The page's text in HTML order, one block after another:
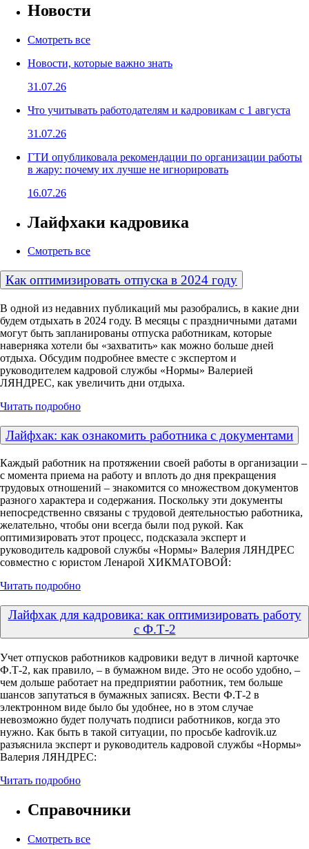
Новости
Смотреть все
Новости, которые важно знать
31.07.26
Что учитывать работодателям и кадровикам с 1 августа
31.07.26
ГТИ опубликовала рекомендации по организации работы
в жару: почему их лучше не игнорировать
16.07.26
Лайфхаки кадровика
Смотреть все
Как оптимизировать отпуска в 2024 году
В одной из недавних публикаций мы разобрались, в какие дни
будем отдыхать в 2024 году. В месяцы с праздничными датами
могут быть запланированы отпуска работникам, которые
наверняка хотели бы «захватить» как можно больше дней
отдыха. Обсудим подробнее вместе с экспертом и
руководителем кадровой службы «Нормы» Валерией
ЛЯНДРЕС, как увеличить дни отдыха.
Читать подробно
Лайфхак: как ознакомить работника с документами
Каждый работник на протяжении своей работы в организации –
с момента приема на работу и вплоть до дня прекращения
трудовых отношений – знакомится со множеством документов
разного характера и содержания. Поскольку эти документы
непосредственно связаны с трудовой деятельностью работника,
желательно, чтобы они всегда были под рукой. Как
оптимизировать этот процесс, подсказала эксперт и
руководитель кадровой службы «Нормы» Валерия ЛЯНДРЕС
совместно с юристом Ленарой ХИКМАТОВОЙ:
Читать подробно
Лайфхак для кадровика: как оптимизировать работу
с Ф.Т-2
Учет отпусков работников кадровики ведут в личной карточке
Ф.Т-2, как правило, – в бумажном виде. Это не особо удобно, –
чем дольше работает на предприятии работник, тем больше
шансов запутаться в бумажных записях. Вести Ф.Т-2 в
электронном виде было бы удобнее, но в этом случае
невозможно будет получать подписи работников, когда это
нужно. Как быть в такой ситуации, по просьбе kadrovik.uz
разъяснила эксперт и руководитель кадровой службы «Нормы»
Валерия ЛЯНДРЕС:
Читать подробно
Справочники
Смотреть все